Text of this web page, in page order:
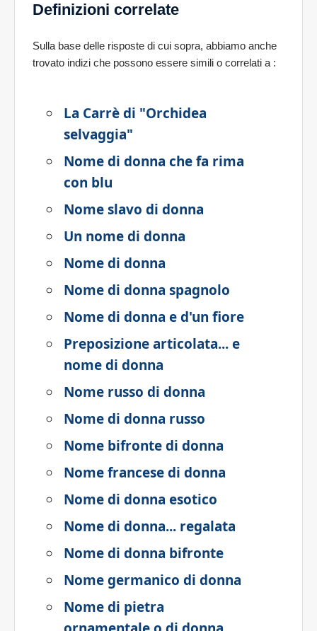
Definizioni correlate
Sulla base delle risposte di cui sopra, abbiamo anche
trovato indizi che possono essere simili o correlati a :
La Carrè di "Orchidea
selvaggia"
Nome di donna che fa rima
con blu
Nome slavo di donna
Un nome di donna
Nome di donna
Nome di donna spagnolo
Nome di donna e d'un fiore
Preposizione articolata... e
nome di donna
Nome russo di donna
Nome di donna russo
Nome bifronte di donna
Nome francese di donna
Nome di donna esotico
Nome di donna... regalata
Nome di donna bifronte
Nome germanico di donna
Nome di pietra